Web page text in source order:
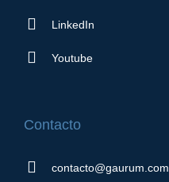
LinkedIn
Youtube
Contacto
contacto@gaurum.com